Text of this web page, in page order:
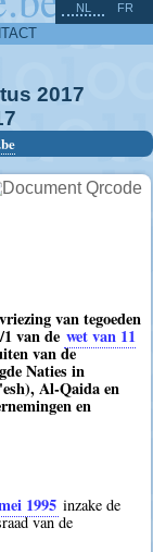
NL FR
2017
van tegoeden
van de wet van 11
van de
Naties in
Al-Qaida en
en
1995 inzake de
van de
^